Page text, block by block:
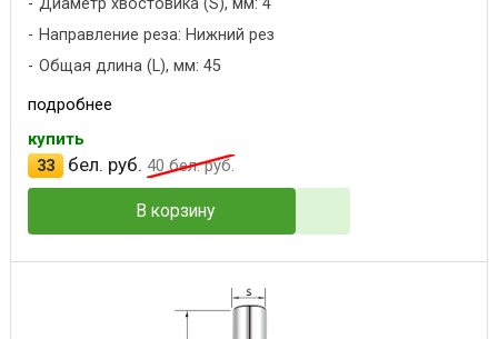
Диаметр хвостовика (S), мм: 4
Направление реза: Нижний рез
Общая длина (L), мм: 45
подробнее
купить
33
бел. руб. 40 бел. руб.
В корзину